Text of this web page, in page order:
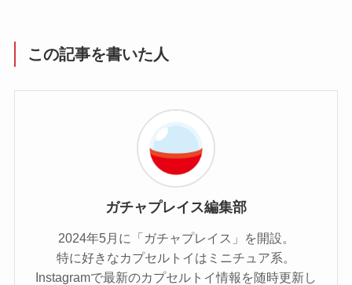
この記事を書いた人
ガチャプレイス編集部
2024年5月に「ガチャプレイス」を開設。
特に好きなカプセルトイはミニチュア系。
Instagramで最新のカプセルトイ情報を随時更新し